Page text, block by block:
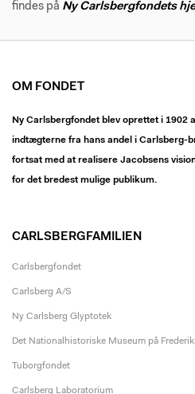
findes på Ny Carlsbergfondets
OM FONDET
Ny Carlsbergfondet blev oprettet i 1902
indtægterne fra hans andel i Carlsberg-
fortsat med at realisere Jacobsens
for det bredest mulige publikum.
CARLSBERGFAMILIEN
Carlsbergfondet
Carlsberg A/S
Ny Carlsberg Glyptotek
Det Nationalhistoriske Museum på
Tuborgfondet
Carlsberg Laboratorium